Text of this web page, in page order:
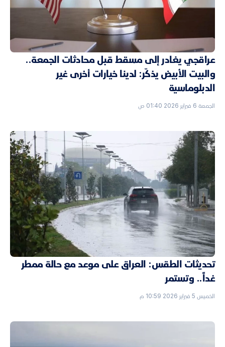
عراقجي يغادر إلى مسقط قبل محادثات الجمعة..
والبيت الأبيض يذكّر: لدينا خيارات أخرى غير
الدبلوماسية
الجمعة 6 فبراير 2026 01:40 ص
تحديثات الطقس: العراق على موعد مع حالة ممطر
غداً.. وتستمر
الخميس 5 فبراير 2026 10:59 م